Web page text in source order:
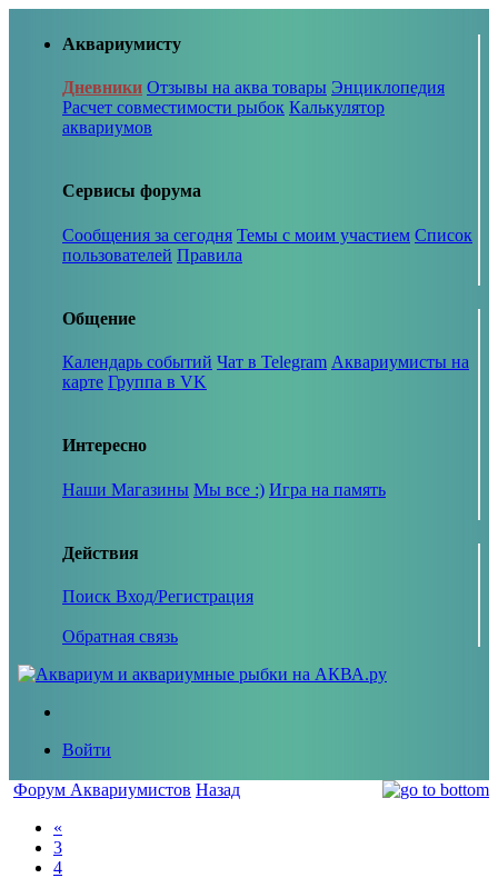
Аквариумисту
Дневники Отзывы на аква товары Энциклопедия
Расчет совместимости рыбок Калькулятор
аквариумов
Сервисы форума
Сообщения за сегодня Темы с моим участием Список
пользователей Правила
Общение
Календарь событий Чат в Telegram Аквариумисты на
карте Группа в VK
Интересно
Наши Магазины Мы все :) Игра на память
Действия
Поиск Вход/Регистрация
Обратная связь
Войти
Форум Аквариумистов Назад
«
3
4